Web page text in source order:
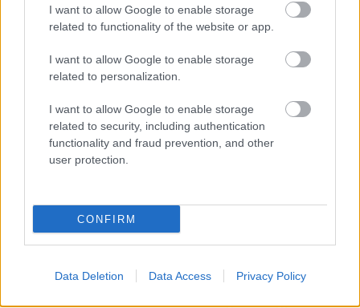
I want to allow Google to enable storage
related to functionality of the website or app.
I want to allow Google to enable storage
related to personalization.
I want to allow Google to enable storage
related to security, including authentication
functionality and fraud prevention, and other
user protection.
CONFIRM
Data Deletion Data Access Privacy Policy
Mennyire nehéz megszólaltatni élőben a
dalokat?
Ez nehéz feladat, mert mindenki külön mikrofonba